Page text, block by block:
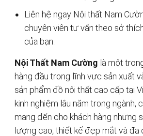
Liên hệ ngay Nội thất Nam
chuyên viên tư vấn theo sở
của bạn.
Nội Thất Nam Cường là một
hàng đầu trong lĩnh vực sản xuất
sản phẩm đồ nội thất cao cấp tại
kinh nghiệm lâu năm trong ngành,
mang đến cho khách hàng những
lượng cao, thiết kế đẹp mắt và đa